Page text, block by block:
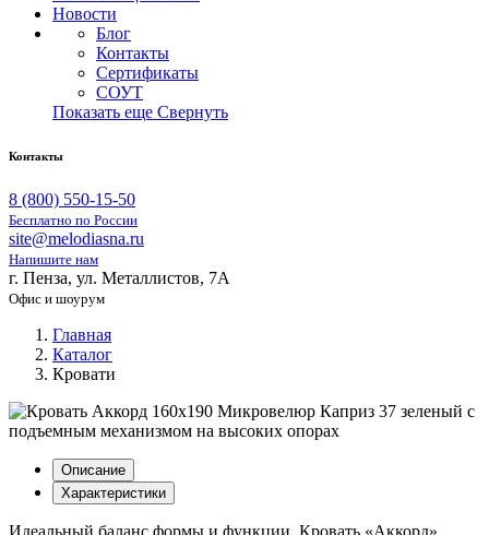
Новости
Блог
Контакты
Сертификаты
СОУТ
Показать еще Свернуть
Контакты
8 (800) 550-15-50
Бесплатно по России
site@melodiasna.ru
Напишите нам
г. Пенза, ул. Металлистов, 7А
Офис и шоурум
Главная
Каталог
Кровати
Описание
Характеристики
Идеальный баланс формы и функции. Кровать «Аккорд»